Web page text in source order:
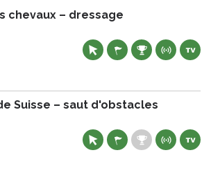
chevaux – dressage
Suisse – saut d'obstacles